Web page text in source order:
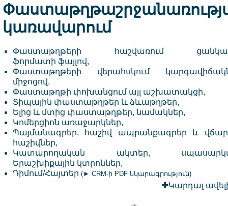
կառավարում
Փաստաթղթերի հաշվառում
ֆորմատի ֆայլով,
Փաստաթղթերի վերահսկում
միջոցով,
Փաստաթղթի փոխանցում այլ աշխատակցի,
Տիպային փաստաթղթեր և ձևաթղթեր,
Ելից և մտից փաստաթղթեր, նամակներ,
Կոմերցիոն առաջարկներ,
Պայմանագրեր, հաշիվ ապրանքագրեր և
հաշիվներ,
Կատարողական ակտեր,
Երաշխիքային կտրոններ,
Դիմում/Հայտեր (► CRM-ի PDF նկարագրություն)
Կարդալ